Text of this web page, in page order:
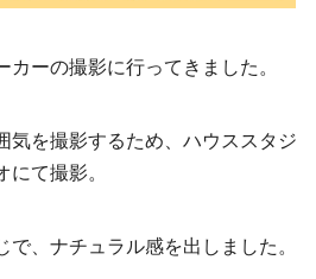
ーの撮影に行ってきました。
気を撮影するため、ハウススタジ
にて撮影。
、ナチュラル感を出しました。